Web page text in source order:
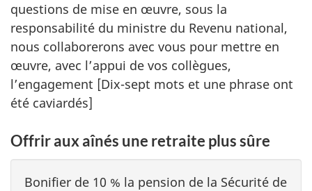
questions de mise en œuvre, sous la
responsabilité du ministre du Revenu national,
nous collaborerons avec vous pour mettre en
œuvre, avec l’appui de vos collègues,
l’engagement [Dix-sept mots et une phrase ont
été caviardés]
Offrir aux aînés une retraite plus sûre
Bonifier de 10 % la pension de la Sécurité de